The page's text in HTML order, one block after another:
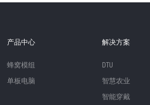
产品中心
蜂窝模组
单板电脑
解决方案
DTU
智慧农业
智能穿戴